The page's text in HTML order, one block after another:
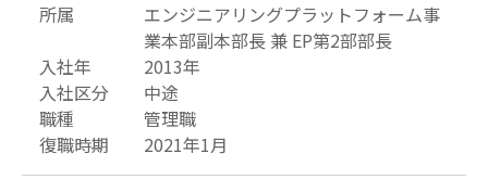
所属
エンジニアリングプラットフォーム事
業本部副本部長 兼 EP第2部部長
入社年
2013年
入社区分
中途
職種
管理職
復職時期
2021年1月